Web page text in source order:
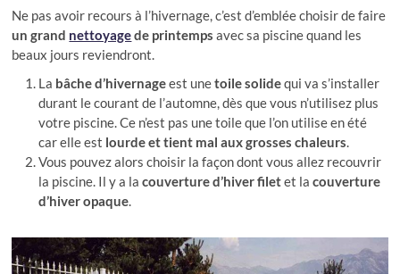
Ne pas avoir recours à l’hivernage, c’est d’emblée choisir de faire
un grand nettoyagede printemps avec sa piscine quand les
beaux jours reviendront.
La bâche d’hivernageest unetoile solidequi va s’installer
durant le courant de l’automne, dès que vous n’utilisez plus
votre piscine. Ce n’est pas une toile que l’on utilise en été
car elle est lourde et tient mal aux grosses chaleurs.
Vous pouvez alors choisir la façon dont vous allez recouvrir
la piscine. Il y a lacouverture d’hiver filetet lacouverture
d’hiver opaque.